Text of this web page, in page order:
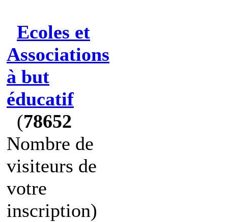
Ecoles et
Associations
à but
éducatif
(78652
Nombre de
visiteurs de
votre
inscription)